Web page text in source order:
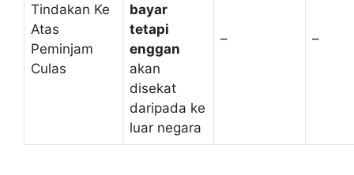
Tindakan Ke
Atas
Peminjam
Culas
bayar
tetapi
enggan
akan
disekat
daripada ke
luar negara
– –